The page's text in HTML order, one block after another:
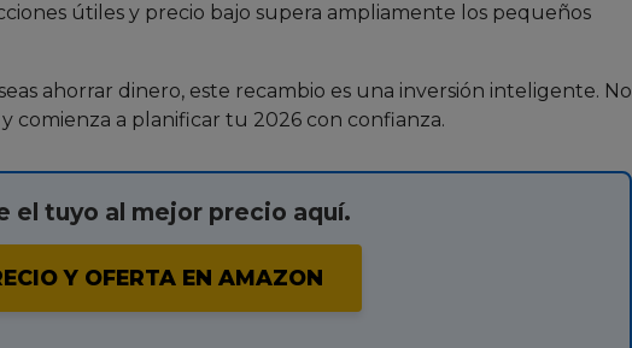
útiles y precio bajo supera ampliamente los pequeños
ahorrar dinero, este recambio es una inversión inteligente. No
y comienza a planificar tu 2026 con confianza.
el tuyo al mejor precio aquí.
Y OFERTA EN AMAZON